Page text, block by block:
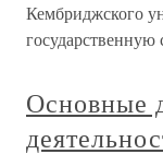
Кембриджского
Основные